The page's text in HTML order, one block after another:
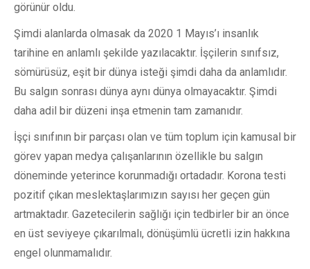
görünür oldu.
Şimdi alanlarda olmasak da 2020 1 Mayıs’ı insanlık
tarihine en anlamlı şekilde yazılacaktır. İşçilerin sınıfsız,
sömürüsüz, eşit bir dünya isteği şimdi daha da anlamlıdır.
Bu salgın sonrası dünya aynı dünya olmayacaktır. Şimdi
daha adil bir düzeni inşa etmenin tam zamanıdır.
İşçi sınıfının bir parçası olan ve tüm toplum için kamusal bir
görev yapan medya çalışanlarının özellikle bu salgın
döneminde yeterince korunmadığı ortadadır. Korona testi
pozitif çıkan meslektaşlarımızın sayısı her geçen gün
artmaktadır. Gazetecilerin sağlığı için tedbirler bir an önce
en üst seviyeye çıkarılmalı, dönüşümlü ücretli izin hakkına
engel olunmamalıdır.